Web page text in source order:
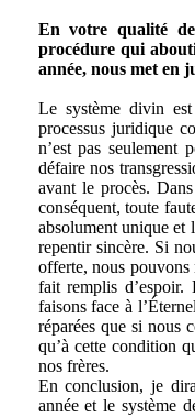
En votre qualité
procédure qui
année, nous met en
Le système divin
processus juridique
n’est pas seulement
défaire nos
avant le procès.
conséquent, toute
absolument unique
repentir sincère. Si
offerte, nous pouvons
fait remplis d’espoir.
faisons face à
réparées que si nous
qu’à cette condition
nos frères.
En conclusion, je
année et le système